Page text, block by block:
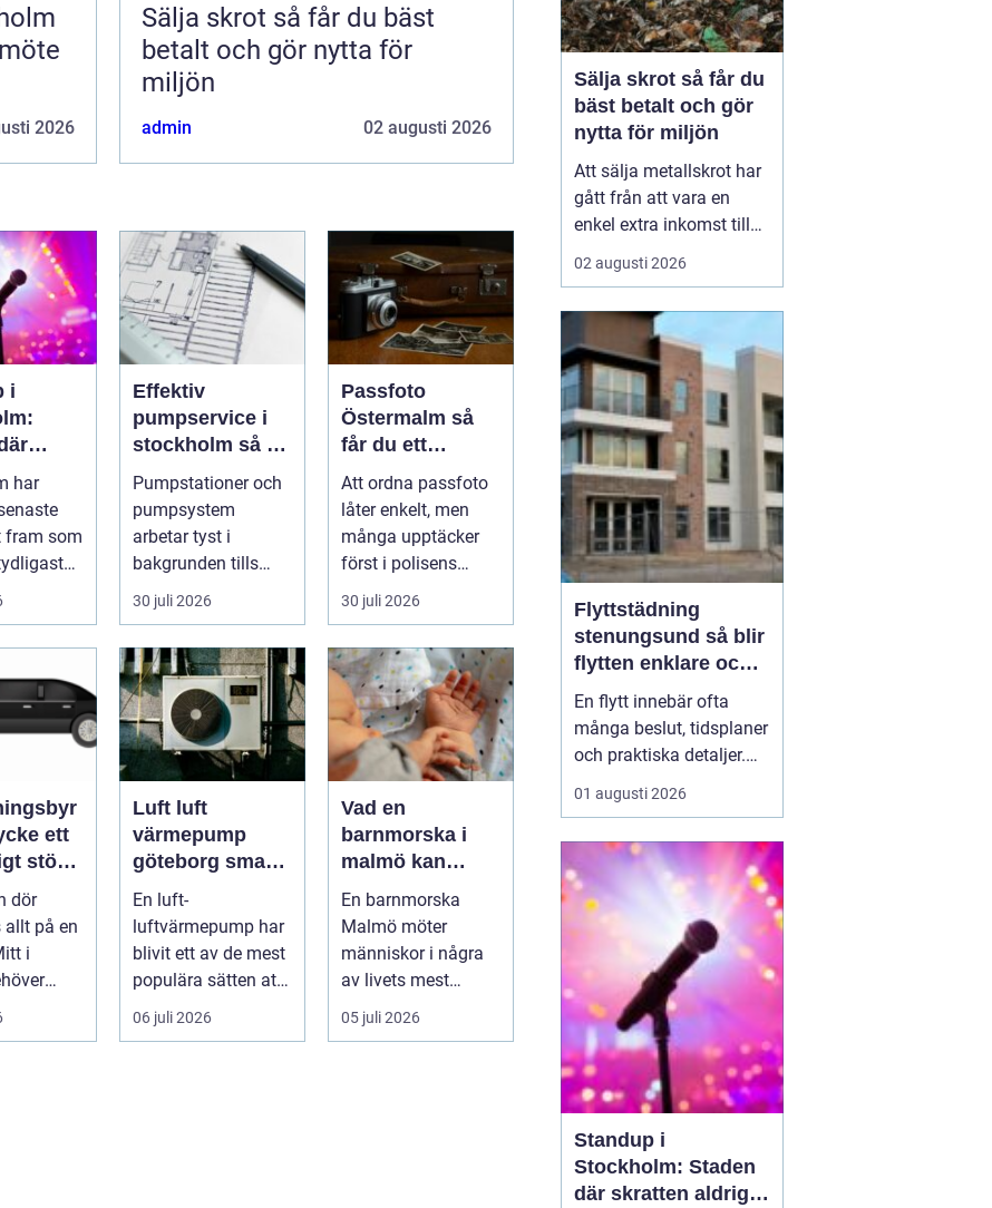
2026
Sälja skrot så får du bäst
betalt och gör nytta för
miljön
admin 02 augusti 2026
i
har
fram som
Effektiv
pumpservice i
stockholm så får
du driftsäkra
anläggningar
året runt
Pumpstationer och
pumpsystem
arbetar tyst i
bakgrunden tills
något går fel. När
en pump stannar
hand...
30 juli 2026
Passfoto
Östermalm så
får du ett
godkänt foto
utan stress
Att ordna passfoto
låter enkelt, men
många upptäcker
först i polisens
fotokiosk eller hos
fotografen...
30 juli 2026
ett
stöd
gått
dör
på en
i
få
b...
Luft luft
värmepump
göteborg smart
värme för
kustklimat
En luft-
luftvärmepump har
blivit ett av de mest
populära sätten att
sänka
uppvärmningskostn
06 juli 2026
Vad en
barnmorska i
malmö kan
hjälpa till med
genom livets
olika faser
En barnmorska
Malmö möter
människor i några
av livets mest
avgörande skeden:
när en graviditet
05 juli 2026
Sälja skrot så får du
bäst betalt och gör
nytta för miljön
Att sälja metallskrot har
gått från att vara en
enkel extra inkomst till
att bli en viktig del av
omställningen till ett mer
Privatpersoner, lantbruk,
byggföretag och
industrin sitter ofta på
stora mängder oanvänt
material. Genom <...
02 augusti 2026
Flyttstädning
stenungsund så blir
flytten enklare och
mer trygg
En flytt innebär ofta
många beslut, tidsplaner
och praktiska detaljer.
Mitt i allt hamnar
flyttstädningen som ett
hyresvärdar, mäklare och
nya ägare. För många
blir städningen
slutspurten som tar mer
energi än planerat.
Genom att först...
01 augusti 2026
Standup i
Stockholm: Staden
där skratten aldrig